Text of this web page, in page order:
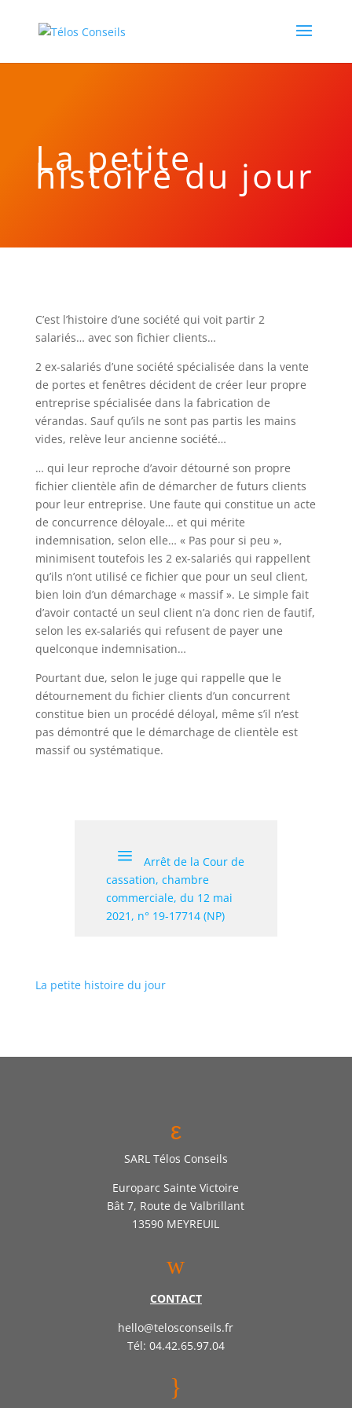
La petite
histoire du jour
C’est l’histoire d’une société qui voit partir 2
salariés… avec son fichier clients…
2 ex-salariés d’une société spécialisée dans la vente
de portes et fenêtres décident de créer leur propre
entreprise spécialisée dans la fabrication de
vérandas. Sauf qu’ils ne sont pas partis les mains
vides, relève leur ancienne société…
… qui leur reproche d’avoir détourné son propre
fichier clientèle afin de démarcher de futurs clients
pour leur entreprise. Une faute qui constitue un acte
de concurrence déloyale… et qui mérite
indemnisation, selon elle… « Pas pour si peu »,
minimisent toutefois les 2 ex-salariés qui rappellent
qu’ils n’ont utilisé ce fichier que pour un seul client,
bien loin d’un démarchage « massif ». Le simple fait
d’avoir contacté un seul client n’a donc rien de fautif,
selon les ex-salariés qui refusent de payer une
quelconque indemnisation…
Pourtant due, selon le juge qui rappelle que le
détournement du fichier clients d’un concurrent
constitue bien un procédé déloyal, même s’il n’est
pas démontré que le démarchage de clientèle est
massif ou systématique.
Arrêt de la Cour de
cassation, chambre
commerciale, du 12 mai
2021, n° 19-17714 (NP)
La petite histoire du jour
ε
SARL Télos Conseils
Europarc Sainte Victoire
Bât 7, Route de Valbrillant
13590 MEYREUIL
w
CONTACT
hello@telosconseils.fr
Tél: 04.42.65.97.04
}